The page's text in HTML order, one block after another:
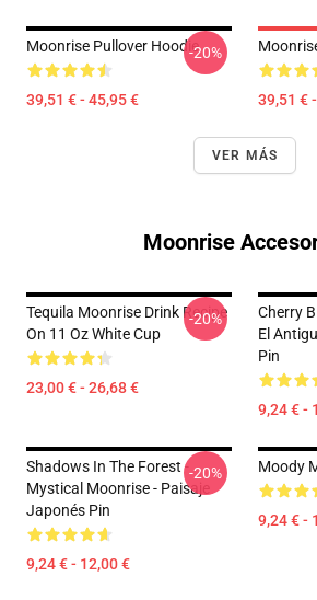
Moonrise Pullover Hoodie
39,51 € - 45,95 €
-20%
39,51 €
VER MÁS
Moonrise
Tequila Moonrise Drink Recipe
On 11 Oz White Cup
23,00 € - 26,68 €
-20%
Cherry
El
Pin
9,24 € -
Shadows In The Forest -
Mystical Moonrise - Paisaje
Japonés Pin
9,24 € - 12,00 €
-20% Moody
9,24 € -